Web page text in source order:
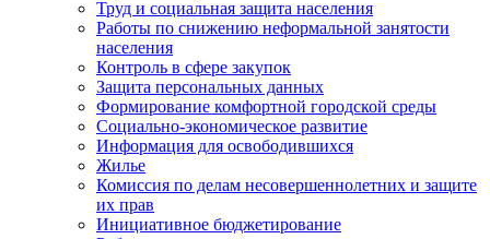
Труд и социальная защита населения
Работы по снижению неформальной занятости
населения
Контроль в сфере закупок
Защита персональных данных
Формирование комфортной городской среды
Социально-экономическое развитие
Информация для освободившихся
Жилье
Комиссия по делам несовершеннолетних и защите
их прав
Инициативное бюджетирование